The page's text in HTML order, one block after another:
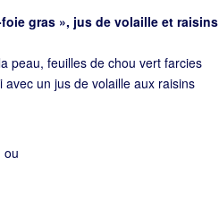
gras », jus de volaille et raisins
peau, feuilles de chou vert farcies
un jus de volaille aux raisins
ou